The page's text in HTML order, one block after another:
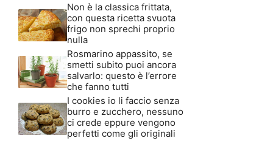
Non è la classica frittata,
con questa ricetta svuota
frigo non sprechi proprio
nulla
Rosmarino appassito, se
smetti subito puoi ancora
salvarlo: questo è l’errore
che fanno tutti
I cookies io li faccio senza
burro e zucchero, nessuno
ci crede eppure vengono
perfetti come gli originali